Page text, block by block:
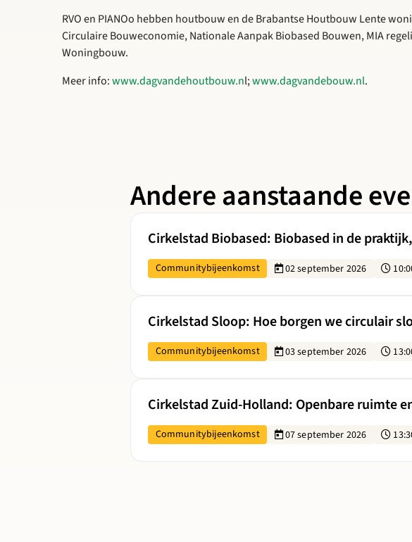
RVO en PIANOo hebben houtbouw en de Brabantse Houtbouw Lente
Circulaire Bouweconomie, Nationale Aanpak Biobased Bouwen, MIA
Woningbouw.
Meer info:www.dagvandehoutbouw.nl;www.dagvandebouw.nl.
Andere aanstaande
Cirkelstad Biobased: Biobased in de
Communitybijeenkomst 02 september 2026
Lees meer over Cirkelstad Biobased: Biobased in de
Cirkelstad Sloop: Hoe borgen we circulair
Communitybijeenkomst 03 september 2026
Cirkelstad Zuid-Holland: Openbare ruimte
Communitybijeenkomst 07 september 2026